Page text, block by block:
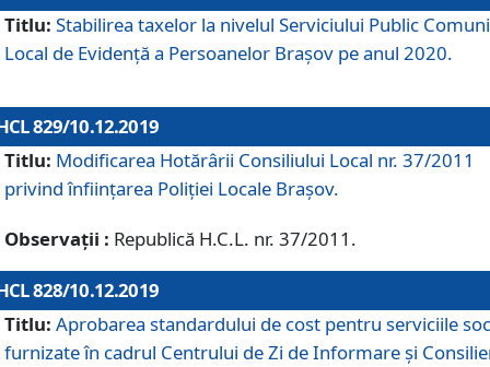
Titlu: Stabilirea taxelor la nivelul Serviciului Public
Local de Evidenţă a Persoanelor Braşov pe anul 2020.
829/10.12.2019
Titlu: Modificarea Hotărârii Consiliului Local nr. 37/2011
privind înființarea Poliției Locale Brașov.
Observații : Republică H.C.L. nr. 37/2011.
828/10.12.2019
Titlu: Aprobarea standardului de cost pentru serviciile
furnizate în cadrul Centrului de Zi de Informare și